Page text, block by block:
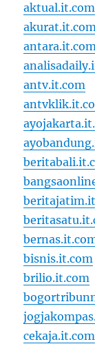
aktual.it.com
antv.it.com
bisnis.it.com
brilio.it.com
cekaja.it.com